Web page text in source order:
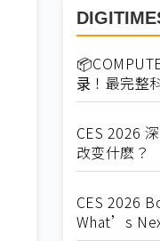
录！最完整
CES 2026
改变什麽？
CES 2026
What’s